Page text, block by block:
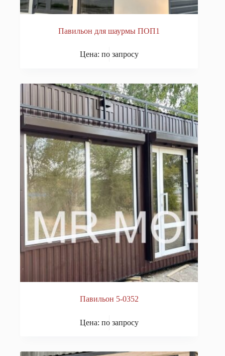
Павильон для шаурмы ПОП1
Цена: по запросу
Павильон 5-0352
Цена: по запросу